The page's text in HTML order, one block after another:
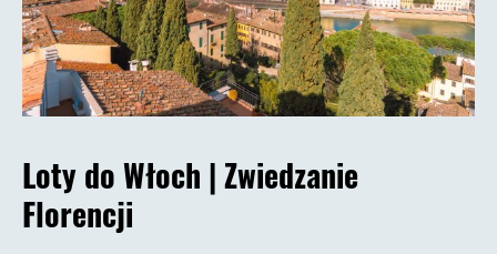
Loty do Włoch |Zwiedzanie
Florencji